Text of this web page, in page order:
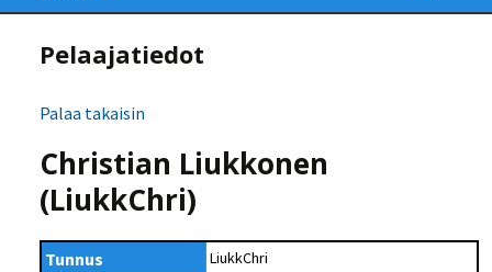
Pelaajatiedot
Palaa takaisin
Christian Liukkonen
(LiukkChri)
Tunnus LiukkChri